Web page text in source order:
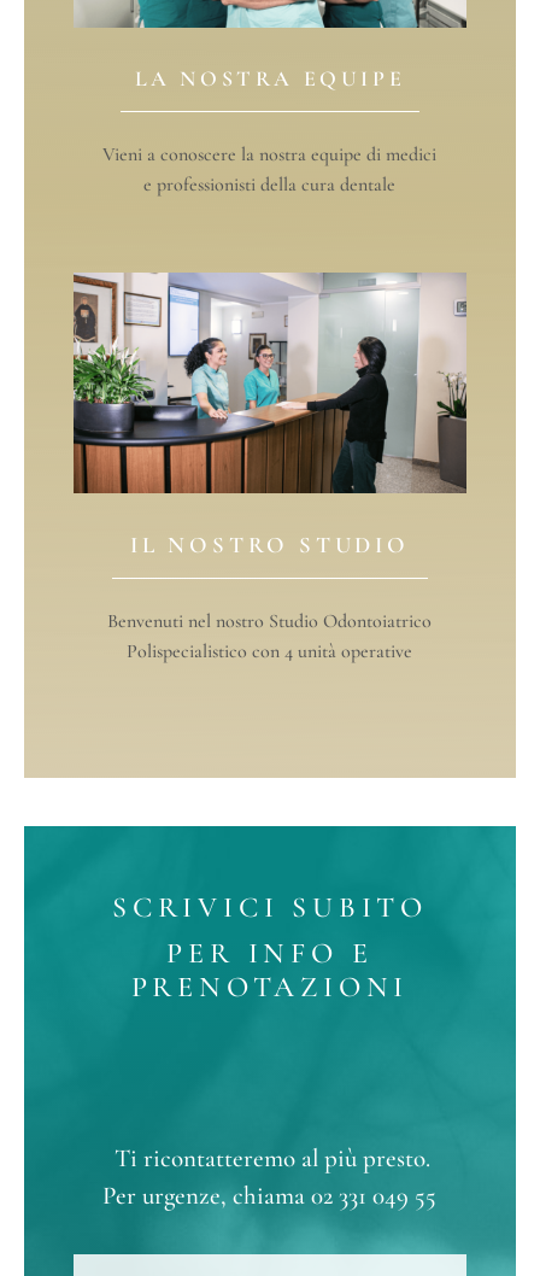
LA NOSTRA EQUIPE
Vieni a conoscere la nostra equipe di medici
e professionisti della cura dentale
IL NOSTRO STUDIO
Benvenuti nel nostro Studio Odontoiatrico
Polispecialistico con 4 unità operative
SCRIVICI SUBITO
PER INFO E
PRENOTAZIONI
Ti ricontatteremo al più presto.
Per urgenze, chiama02 331 049 55